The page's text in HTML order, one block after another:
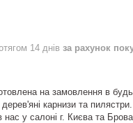
14 днів за рахунок
на замовлення в
карнизи та
у салоні г. Києва та